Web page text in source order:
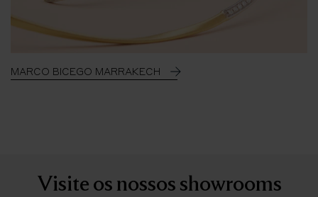
MARCO BICEGO MARRAKECH
Visite os nossos showrooms